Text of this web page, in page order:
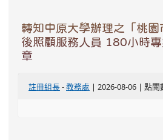
轉知中原大學辦理之「桃
後照顧服務人員 180小時
章
註冊組長-教務處 | 2026-08-06 | 點閱